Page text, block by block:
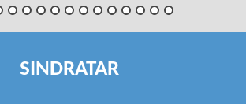
SINDRATAR